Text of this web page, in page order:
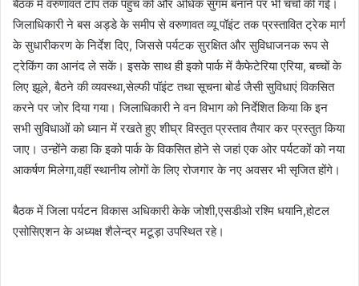
बैठक में वरुणावत टॉप तक पहुंच को और अधिक सुगम बनाने पर भी चर्चा की गई।
जिलाधिकारी ने बस अड्डे के समीप से वरुणावत व्यू पॉइंट तक प्रस्तावित ट्रेक मार्ग
के सुधारीकरण के निर्देश दिए, जिससे पर्यटक सुरक्षित और सुविधाजनक रूप से
ट्रेकिंग का आनंद ले सकें। इसके साथ ही इको पार्क में कैफेटेरिया एरिया, बच्चों के
लिए झूले, बैठने की व्यवस्था,सेल्फी पॉइंट तथा सूचना बोर्ड जैसी सुविधाएं विकसित
करने पर जोर दिया गया। जिलाधिकारी ने वन विभाग को निर्देशित किया कि इन
सभी सुविधाओं को ध्यान में रखते हुए शीघ्र विस्तृत प्रस्ताव तैयार कर प्रस्तुत किया
जाए। उन्होंने कहा कि इको पार्क के विकसित होने से जहां एक ओर पर्यटकों को नया
आकर्षण मिलेगा,वहीं स्थानीय लोगों के लिए रोजगार के नए अवसर भी सृजित होंगे।
बैठक में जिला पर्यटन विकास अधिकारी केके जोशी,एसडीओ रश्मि धयानि,होटल
एसोसिएशन के अध्यक्ष शैलेन्द्र मटूड़ा उपस्थित रहे।